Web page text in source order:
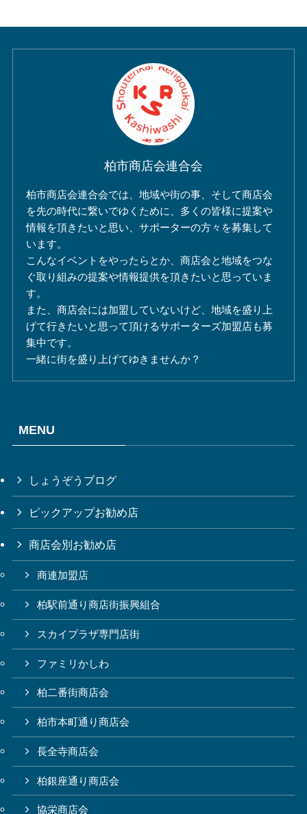
柏市商店会連合会
柏市商店会連合会では、地域や街の事、そして商店会
を先の時代に繋いでゆくために、多くの皆様に提案や
情報を頂きたいと思い、サポーターの方々を募集して
います。
こんなイベントをやったらとか、商店会と地域をつな
ぐ取り組みの提案や情報提供を頂きたいと思っていま
す。
また、商店会には加盟していないけど、地域を盛り上
げて行きたいと思って頂けるサポーターズ加盟店も募
集中です。
一緒に街を盛り上げてゆきませんか？
MENU
しょうぞうブログ
ピックアップお勧め店
商店会別お勧め店
商連加盟店
柏駅前通り商店街振興組合
スカイプラザ専門店街
ファミリかしわ
柏二番街商店会
柏市本町通り商店会
長全寺商店会
柏銀座通り商店会
協栄商店会